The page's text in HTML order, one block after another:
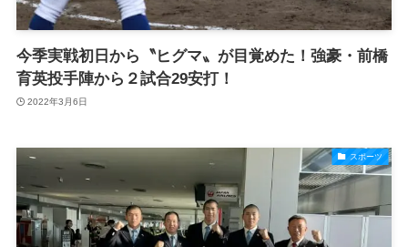
今季実戦初日から〝ヒグマ〟が目覚めた！強豪・前橋
育英投手陣から２試合29安打！
2022年3月6日
スポーツ